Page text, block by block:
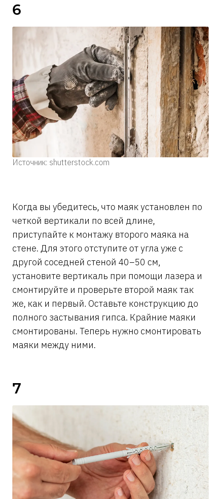
6
Когда вы убедитесь, что маяк установлен по
четкой вертикали по всей длине,
приступайте к монтажу второго маяка на
стене. Для этого отступите от угла уже с
другой соседней стеной 40–50 см,
установите вертикаль при помощи лазера и
смонтируйте и проверьте второй маяк так
же, как и первый. Оставьте конструкцию до
полного застывания гипса. Крайние маяки
смонтированы. Теперь нужно смонтировать
маяки между ними.
Источник: shutterstock.com
7